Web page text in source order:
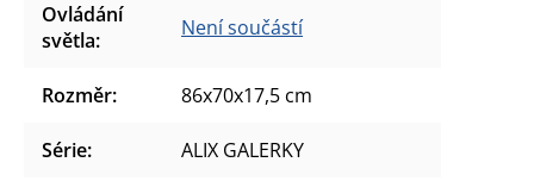
Ovládání
světla: Není součástí
Rozměr: 86x70x17,5 cm
Série: ALIX GALERKY